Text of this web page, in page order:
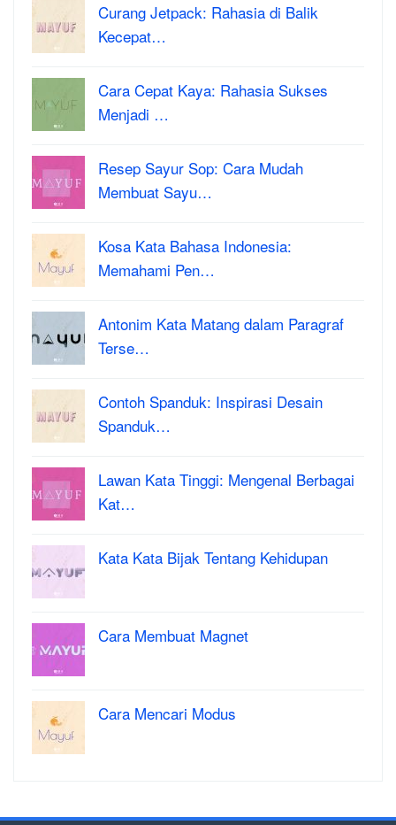
Curang Jetpack: Rahasia di Balik
Kecepat…
Cara Cepat Kaya: Rahasia Sukses
Menjadi …
Resep Sayur Sop: Cara Mudah
Membuat Sayu…
Kosa Kata Bahasa Indonesia:
Memahami Pen…
Antonim Kata Matang dalam Paragraf
Terse…
Contoh Spanduk: Inspirasi Desain
Spanduk…
Lawan Kata Tinggi: Mengenal Berbagai
Kat…
Kata Kata Bijak Tentang Kehidupan
Cara Membuat Magnet
Cara Mencari Modus